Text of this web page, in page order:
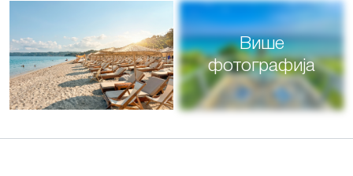
Више
фотографија